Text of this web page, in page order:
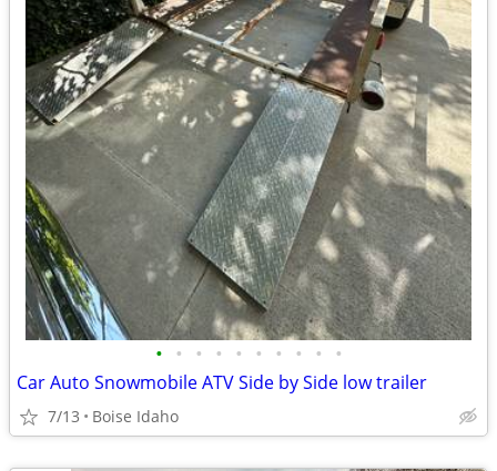
• • • • • • • • • •
Car Auto Snowmobile ATV Side by Side low trailer
7/13 Boise Idaho